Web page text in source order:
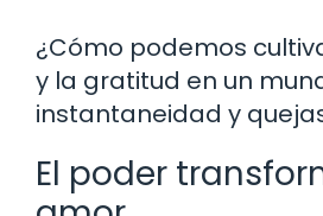
¿Cómo podemos
y la gratitud en un
instantaneidad y
El poder